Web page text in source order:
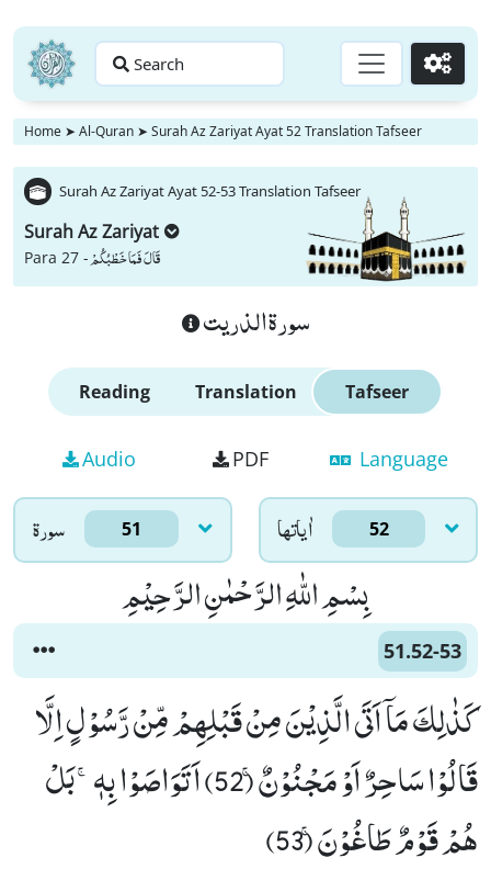
Search Go
Home ➤ Al-Quran ➤ Surah Az Zariyat Ayat 52 Translation Tafseer
Surah Az Zariyat Ayat 52-53 Translation Tafseer
Surah Az Zariyat
Para 27 -قَالَ فَمَا خَطْبُكُمْ
سورة الذريت
Reading Translation Tafseer
Audio PDF Language
سورۃ 51 اٰياتها 52
بِسْمِ اللّٰهِ الرَّحْمٰنِ الرَّحِیْمِ
51.52-53
كَذٰلِكَ مَاۤ اَتَى الَّذِیْنَ مِنْ قَبْلِهِمْ مِّنْ رَّسُوْلٍ اِلَّا
قَالُوْا سَاحِرٌ اَوْ مَجْنُوْنٌۚ (52) اَتَوَاصَوْا بِهٖۚ-بَلْ
هُمْ قَوْمٌ طَاغُوْنَۚ (53)